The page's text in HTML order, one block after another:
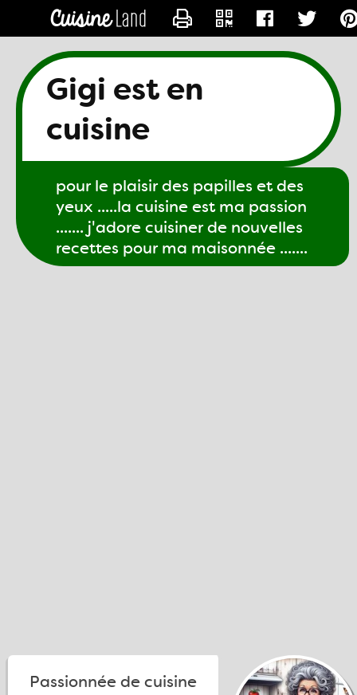
Gigi est en
cuisine
pour le plaisir des papilles et des
yeux .....la cuisine est ma passion
....... j'adore cuisiner de nouvelles
recettes pour ma maisonnée .......
Passionnée de cuisine
CONTACTER GIGI61